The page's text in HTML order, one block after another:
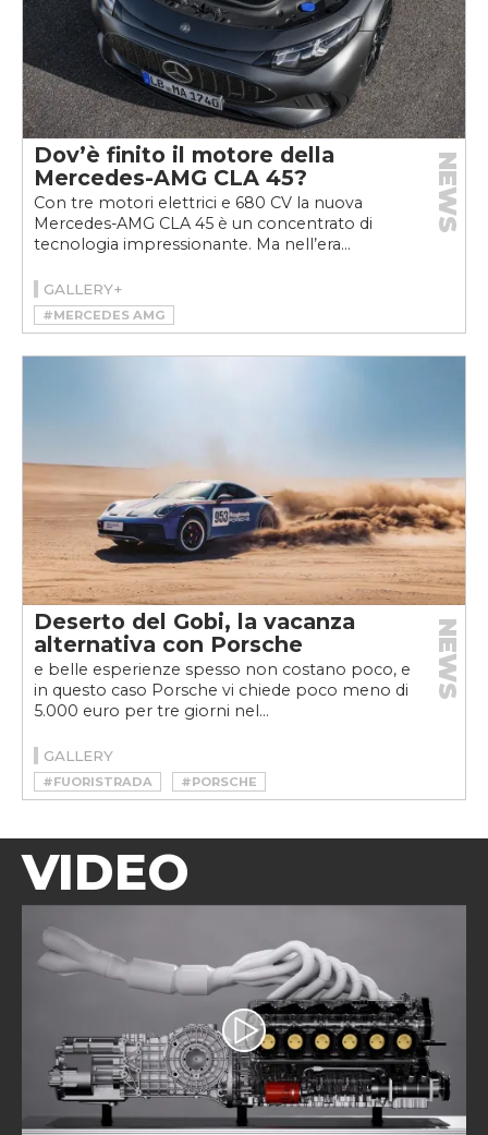
Dov’è finito il motore della
Mercedes-AMG CLA 45?
Con tre motori elettrici e 680 CV la nuova
Mercedes-AMG CLA 45 è un concentrato di
tecnologia impressionante. Ma nell’era...
NEWS
GALLERY+
#MERCEDES AMG
#MERCEDES-AMG CLA 45 4MATIC+
Deserto del Gobi, la vacanza
alternativa con Porsche
e belle esperienze spesso non costano poco, e
in questo caso Porsche vi chiede poco meno di
5.000 euro per tre giorni nel...
NEWS
GALLERY
#FUORISTRADA #PORSCHE
VIDEO